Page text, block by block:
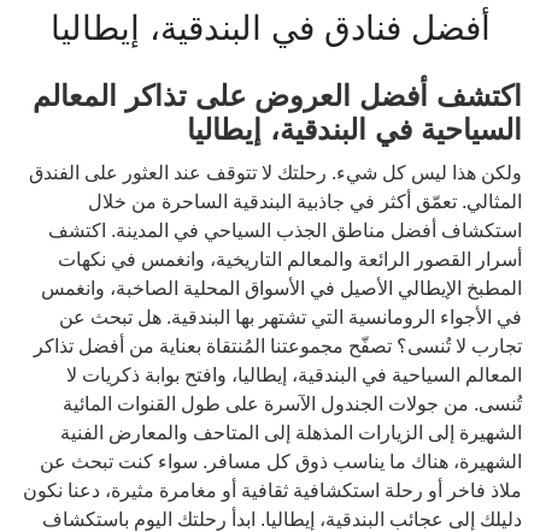
أفضل فنادق في البندقية، إيطاليا
اكتشف أفضل العروض على تذاكر المعالم
السياحية في البندقية، إيطاليا
ولكن هذا ليس كل شيء. رحلتك لا تتوقف عند العثور على الفندق
المثالي. تعمّق أكثر في جاذبية البندقية الساحرة من خلال
استكشاف أفضل مناطق الجذب السياحي في المدينة. اكتشف
أسرار القصور الرائعة والمعالم التاريخية، وانغمس في نكهات
المطبخ الإيطالي الأصيل في الأسواق المحلية الصاخبة، وانغمس
في الأجواء الرومانسية التي تشتهر بها البندقية. هل تبحث عن
تجارب لا تُنسى؟ تصفّح مجموعتنا المُنتقاة بعناية من أفضل تذاكر
المعالم السياحية في البندقية، إيطاليا، وافتح بوابة ذكريات لا
تُنسى. من جولات الجندول الآسرة على طول القنوات المائية
الشهيرة إلى الزيارات المذهلة إلى المتاحف والمعارض الفنية
الشهيرة، هناك ما يناسب ذوق كل مسافر. سواء كنت تبحث عن
ملاذ فاخر أو رحلة استكشافية ثقافية أو مغامرة مثيرة، دعنا نكون
دليلك إلى عجائب البندقية، إيطاليا. ابدأ رحلتك اليوم باستكشاف